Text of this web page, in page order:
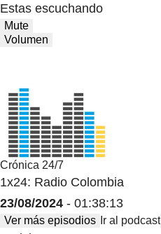
Estas escuchando
Mute
Volumen
Crónica 24/7
1x24: Radio Colombia
23/08/2024 - 01:38:13
Ver más episodios Ir al podcast